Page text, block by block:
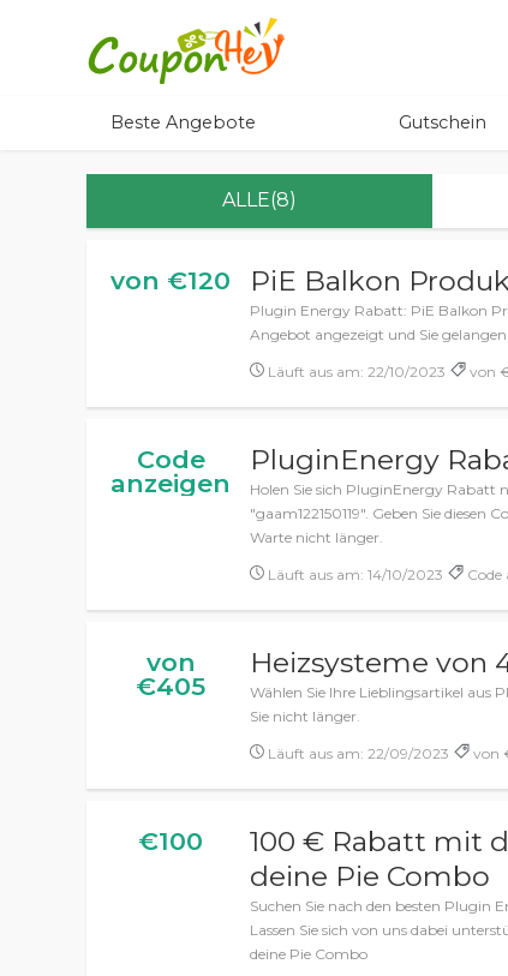
Beste Angebote Gutschein
ALLE(8)
von €120 PiE Balkon
Plugin Energy Rabatt: PiE Balkon
Angebot angezeigt und Sie
Läuft aus am: 22/10/2023 von
Code
anzeigen
PluginEnergy
Holen Sie sich PluginEnergy Rabatt
"gaam122150119". Geben Sie diesen
Warte nicht länger.
Läuft aus am: 14/10/2023 Code
von
€405
Heizsysteme von
Wählen Sie Ihre Lieblingsartikel aus
Sie nicht länger.
Läuft aus am: 22/09/2023 von
€100
100 € Rabatt mit
deine Pie Combo
Suchen Sie nach den besten Plugin
Lassen Sie sich von uns dabei
deine Pie Combo